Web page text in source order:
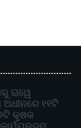
ରାୱେ
ଅଧୀନରେ ୧୧ଟି
କୃଷକ